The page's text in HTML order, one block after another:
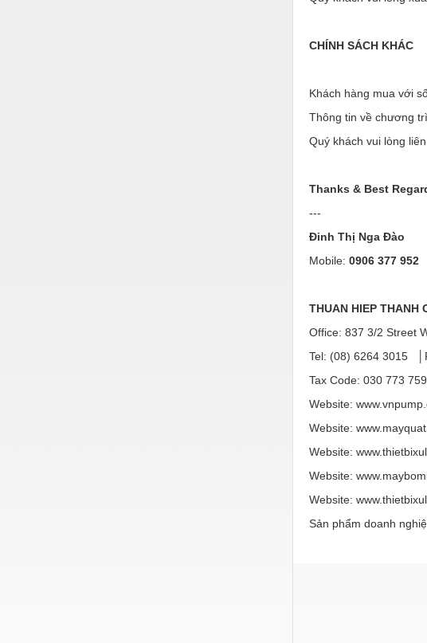
CHÍNH SÁCH KHÁC
Khách hàng mua với
Thông tin về chương
Quý khách vui lòng
Thanks & Best
---
Đinh Thị Nga Đào
Mobile: 0906 377 952
THUAN HIEP THANH
Office: 837 3/2 Street
Tel: (08) 6264 3015
Tax Code: 030 773
Website:
Website:
Website:
Website:
Website:
Sản phẩm doanh